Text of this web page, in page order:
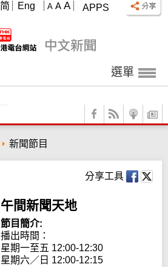
APPS
A A A
简 Eng
選單
新聞節目
分享工具
午間新聞天地
節目簡介:
播出時間：
星期一至五 12:00-12:30
星期六／日 12:00-12:15